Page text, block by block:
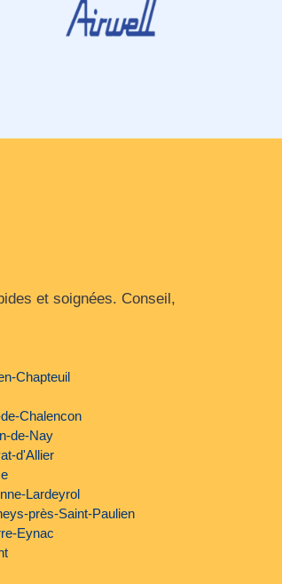
et soignées. Conseil,
Chapteuil
Chalencon
de-Nay
d'Allier
Lardeyrol
près-Saint-Paulien
Eynac